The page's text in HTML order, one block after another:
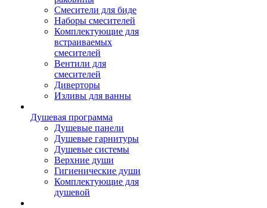
Смесители для биде
Наборы смесителей
Комплектующие для
встраиваемых
смесителей
Вентили для
смесителей
Диверторы
Изливы для ванны
Душевая программа
Душевые панели
Душевые гарнитуры
Душевые системы
Верхние души
Гигиенические души
Комплектующие для
душевой